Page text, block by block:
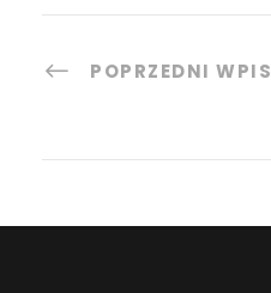
POPRZEDNI WPIS